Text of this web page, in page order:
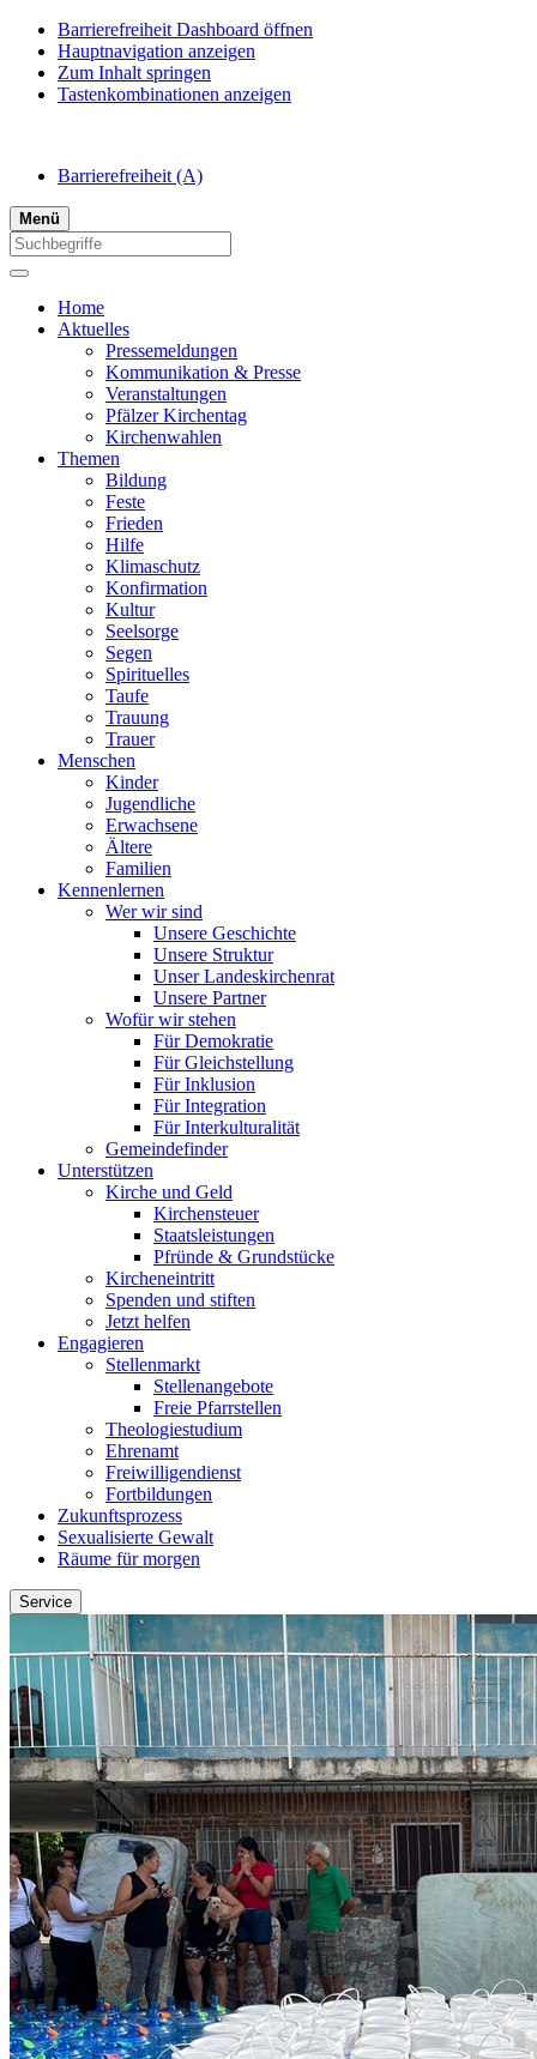
Barrierefreiheit Dashboard öffnen
Hauptnavigation anzeigen
Zum Inhalt springen
Tastenkombinationen anzeigen
Barrierefreiheit (A)
Menü
Home
Aktuelles
Pressemeldungen
Kommunikation & Presse
Veranstaltungen
Pfälzer Kirchentag
Kirchenwahlen
Themen
Bildung
Feste
Frieden
Hilfe
Klimaschutz
Konfirmation
Kultur
Seelsorge
Segen
Spirituelles
Taufe
Trauung
Trauer
Menschen
Kinder
Jugendliche
Erwachsene
Ältere
Familien
Kennenlernen
Wer wir sind
Unsere Geschichte
Unsere Struktur
Unser Landeskirchenrat
Unsere Partner
Wofür wir stehen
Für Demokratie
Für Gleichstellung
Für Inklusion
Für Integration
Für Interkulturalität
Gemeindefinder
Unterstützen
Kirche und Geld
Kirchensteuer
Staatsleistungen
Pfründe & Grundstücke
Kircheneintritt
Spenden und stiften
Jetzt helfen
Engagieren
Stellenmarkt
Stellenangebote
Freie Pfarrstellen
Theologiestudium
Ehrenamt
Freiwilligendienst
Fortbildungen
Zukunftsprozess
Sexualisierte Gewalt
Räume für morgen
Service